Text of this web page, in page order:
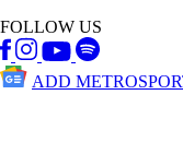
FOLLOW US
ADD